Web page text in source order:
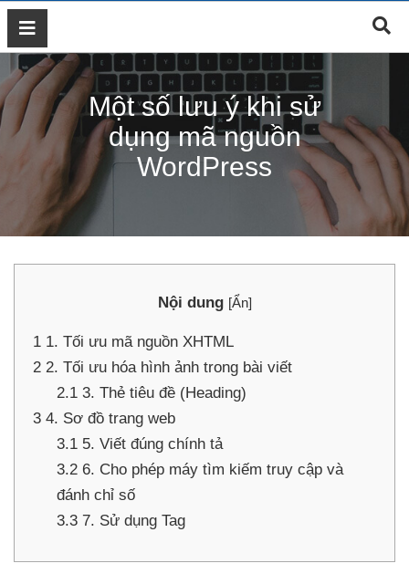
GIỚI
THIỆU
DỊCH
VỤ
MARKETING
ĐÀO
TẠO
MARKETING
KẾ
LIÊN
HỆ
Một số lưu ý khi sử
dụng mã nguồn
WordPress
Nội dung [Ẩn]
1 1. Tối ưu mã nguồn XHTML
2 2. Tối ưu hóa hình ảnh trong bài viết
2.13. Thẻ tiêu đề (Heading)
3 4. Sơ đồ trang web
3.15. Viết đúng chính tả
3.26. Cho phép máy tìm kiếm truy cập và
đánh chỉ số
3.37. Sử dụng Tag